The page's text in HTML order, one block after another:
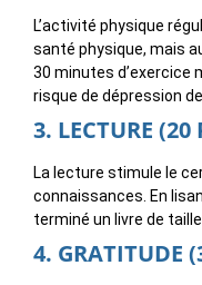
L’activité physique
santé physique, mais
30 minutes d’exercice
risque de dépression
3. LECTURE (20
La lecture stimule le
connaissances. En
terminé un livre de
4. GRATITUDE